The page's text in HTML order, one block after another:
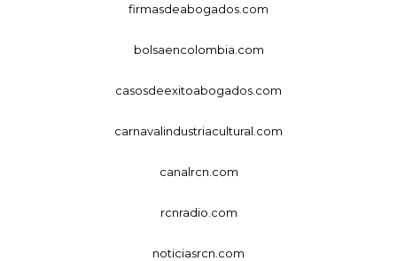
firmasdeabogados.com
bolsaencolombia.com
casosdeexitoabogados.com
carnavalindustriacultural.com
canalrcn.com
rcnradio.com
noticiasrcn.com